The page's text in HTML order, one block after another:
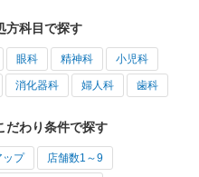
方科目で探す
眼科 精神科 小児科
消化器科 婦人科 歯科
だわり条件で探す
ップ 店舗数1～9